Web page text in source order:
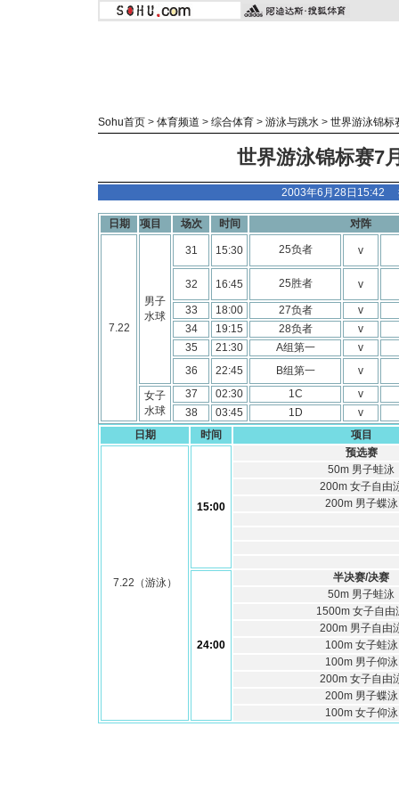
Sohu首页 > 体育频道 > 综合体育 > 游泳与跳水 > 世界游泳锦标
世界游泳锦标赛7
2003年6月28日15:42
日期 项目 场次 时间 对阵
7.22
男子
水球
31 15:30 25负者 v
32 16:45 25胜者 v
33 18:00 27负者
v
34
19:15 28负者
v
35
21:30 A组第一
v
36
22:45 B组第一
v
女子
水球
37 02:30 1C
v
38
03:45 1D
v
日期
时间 项目
7.22（游泳）
15:00
预选赛
50m 男子蛙泳
200m 女子自由
200m 男子蝶泳
24:00
半决赛/决赛
50m 男子蛙泳
1500m 女子自由
200m 男子自由
100m 女子蛙泳
100m 男子仰泳
200m 女子自由
200m 男子蝶泳
100m 女子仰泳